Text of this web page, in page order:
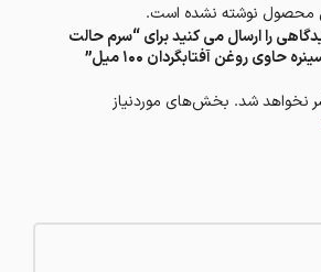
محصول نوشته نشده است.
را ارسال می کنید برای “سرم حالت
حاوی روغن آفتابگردان 100 میل”
نخواهد شد. بخش‌های موردنیاز